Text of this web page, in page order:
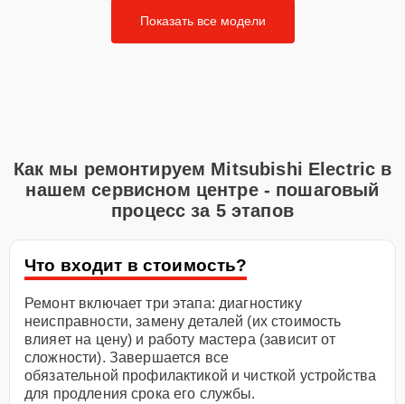
Показать все модели
Как мы ремонтируем Mitsubishi Electric в
нашем сервисном центре - пошаговый
процесс за 5 этапов
Что входит в стоимость?
Ремонт включает три этапа: диагностику
неисправности, замену деталей (их стоимость
влияет на цену) и работу мастера (зависит от
сложности). Завершается все
обязательной профилактикой и чисткой устройства
для продления срока его службы.